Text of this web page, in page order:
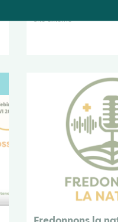
Site externe